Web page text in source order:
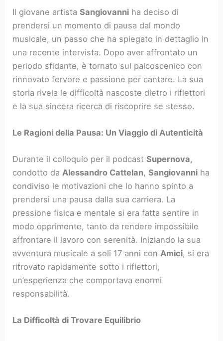
Il giovane artistaSangiovanni ha deciso di
prendersi un momento di pausa dal mondo
musicale, un passo che ha spiegato in dettaglio in
una recente intervista. Dopo aver affrontato un
periodo sfidante, è tornato sul palcoscenico con
rinnovato fervore e passione per cantare. La sua
storia rivela le difficoltà nascoste dietro i riflettori
e la sua sincera ricerca di riscoprire se stesso.
Le Ragioni della Pausa: Un Viaggio di Autenticità
Durante il colloquio per il podcastSupernova,
condotto daAlessandro Cattelan,Sangiovanni ha
condiviso le motivazioni che lo hanno spinto a
prendersi una pausa dalla sua carriera. La
pressione fisica e mentale si era fatta sentire in
modo opprimente, tanto da rendere impossibile
affrontare il lavoro con serenità. Iniziando la sua
avventura musicale a soli 17 anni conAmici, si era
ritrovato rapidamente sotto i riflettori,
un’esperienza che comportava enormi
responsabilità.
La Difficoltà di Trovare Equilibrio